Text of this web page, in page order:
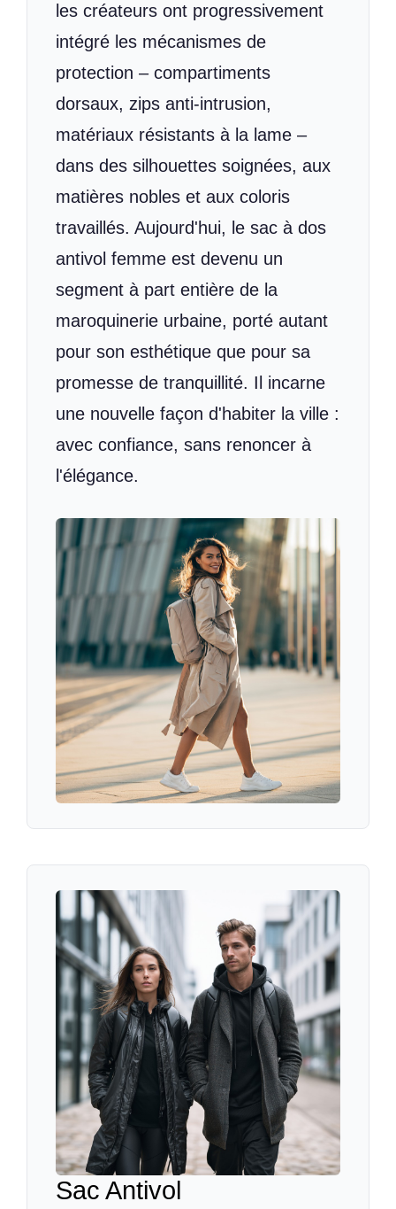
les créateurs ont progressivement
intégré les mécanismes de
protection – compartiments
dorsaux, zips anti-intrusion,
matériaux résistants à la lame –
dans des silhouettes soignées, aux
matières nobles et aux coloris
travaillés. Aujourd'hui, le sac à dos
antivol femme est devenu un
segment à part entière de la
maroquinerie urbaine, porté autant
pour son esthétique que pour sa
promesse de tranquillité. Il incarne
une nouvelle façon d'habiter la ville :
avec confiance, sans renoncer à
l'élégance.
Sac Antivol